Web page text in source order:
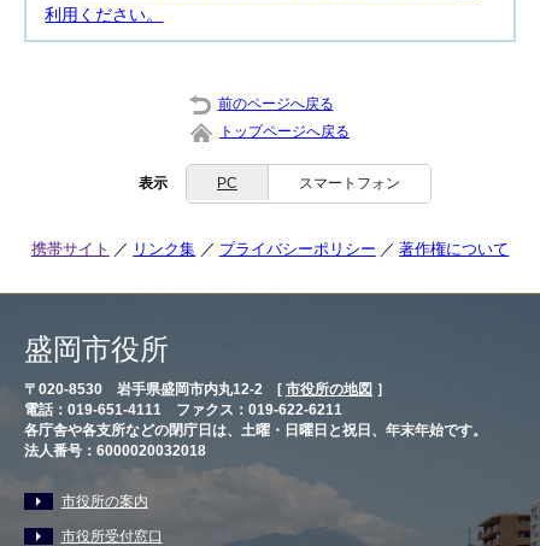
利用ください。
前のページへ戻る
トップページへ戻る
表示 PC スマートフォン
携帯サイト リンク集 プライバシーポリシー 著作権について
盛岡市役所
〒020-8530 岩手県盛岡市内丸12-2 [ 市役所の地図 ］
電話：019-651-4111 ファクス：019-622-6211
各庁舎や各支所などの閉庁日は、土曜・日曜日と祝日、年末年始です。
法人番号：6000020032018
市役所の案内
市役所受付窓口